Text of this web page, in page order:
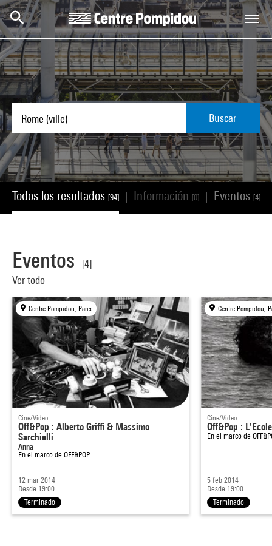
Skip to main content
Centre Pompidou
Buscar
Todos los resultados [94] Información [0] Eventos [4]
Eventos
[4]
Ver todo
Centre Pompidou, Paris
Cine/Video
Off&Pop : Alberto Griffi & Massimo
Sarchielli
Anna
En el marco de OFF&POP
12 mar 2014
Desde 19:00
Terminado
Centre Pompidou,
Cine/Video
Off&Pop :
En el marco de
5 feb 2014
Desde 19:00
Terminado